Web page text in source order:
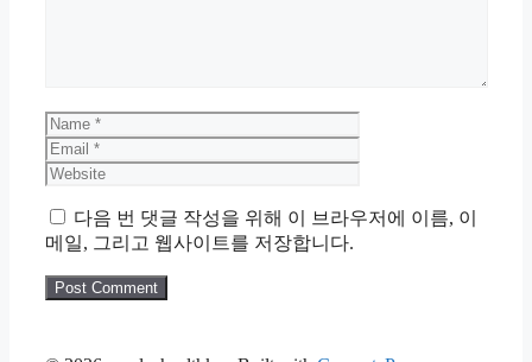
Name
다음 번 댓글 작성을 위해 이 브라우저에 이름, 이
메일, 그리고 웹사이트를 저장합니다.